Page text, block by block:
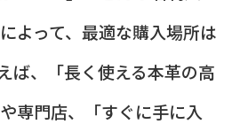
よって、最適な購入場所は
ば、「長く使える本革の高
専門店、「すぐに手に入